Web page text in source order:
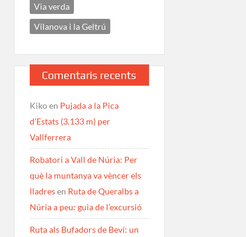
Via verda
Vilanova i la Geltrú
Comentaris recents
Kikoen Pujada a la Pica
d’Estats (3.133 m) per
Vallferrera
Robatori a Vall de Núria: Per
què la muntanya va vèncer els
lladresen Ruta de Queralbs a
Núria a peu: guia de l’excursió
Ruta als Bufadors de Beví: un